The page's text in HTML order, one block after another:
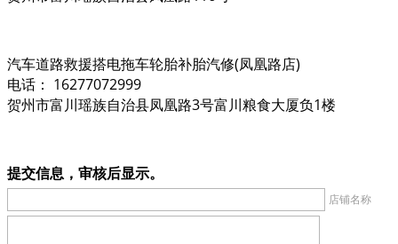
汽车道路救援搭电拖车轮胎补胎汽修(凤凰路店)
电话： 16277072999
贺州市富川瑶族自治县凤凰路3号富川粮食大厦负1楼
提交信息，审核后显示。
店铺名称